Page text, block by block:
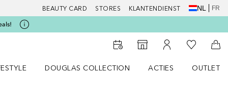
BEAUTY CARD STORES KLANTENDIENST NL FR
Naar StorefinderNaar Mijn Account
Naar Mijn
DOUGLAS COLLECTION
ACTIES
OUTLET